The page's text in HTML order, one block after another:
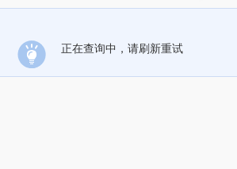
正在查询中，请刷新重试